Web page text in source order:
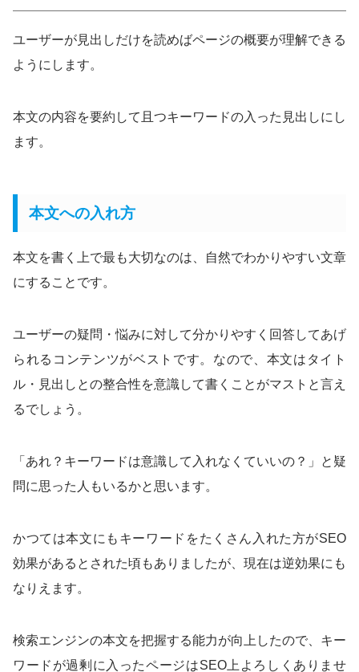
ユーザーが見出しだけを読めばページの概要が理解できる
ようにします。
本文の内容を要約して且つキーワードの入った見出しにし
ます。
本文への入れ方
本文を書く上で最も大切なのは、自然でわかりやすい文章
にすることです。
ユーザーの疑問・悩みに対して分かりやすく回答してあげ
られるコンテンツがベストです。なので、本文はタイト
ル・見出しとの整合性を意識して書くことがマストと言え
るでしょう。
「あれ？キーワードは意識して入れなくていいの？」と疑
問に思った人もいるかと思います。
かつては本文にもキーワードをたくさん入れた方がSEO
効果があるとされた頃もありましたが、現在は逆効果にも
なりえます。
検索エンジンの本文を把握する能力が向上したので、キー
ワードが過剰に入ったページはSEO上よろしくありませ